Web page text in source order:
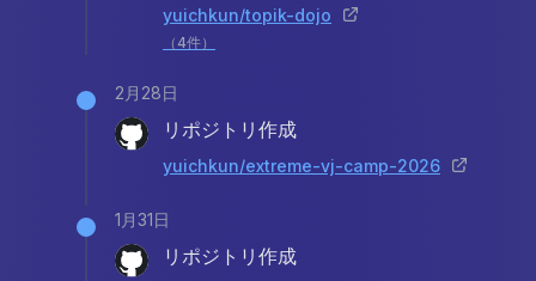
yuichkun/topik-dojo
（4件）
2月28日
リポジトリ作成
yuichkun/extreme-vj-camp-2026
1月31日
リポジトリ作成